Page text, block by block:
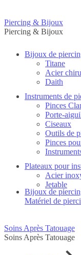
Piercing & Bijoux
Piercing & Bijoux
Bijoux de
Titane
Acier
Daith
Instruments de
Pinces
Porte-
Ciseaux
Outils de
Pinces
Plateaux pour
Acier
Jetable
Bijoux de
Matériel de
Soins Après Tatouage
Soins Après Tatouage